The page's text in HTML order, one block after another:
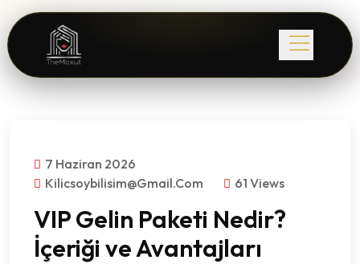
7 Haziran 2026
Kilicsoybilisim@gmail.com
61 Views
VIP Gelin Paketi Nedir?
İçeriği ve Avantajları